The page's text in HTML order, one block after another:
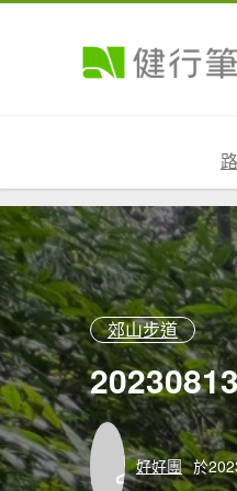
郊山步道
好好團 於